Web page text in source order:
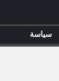
سياسة